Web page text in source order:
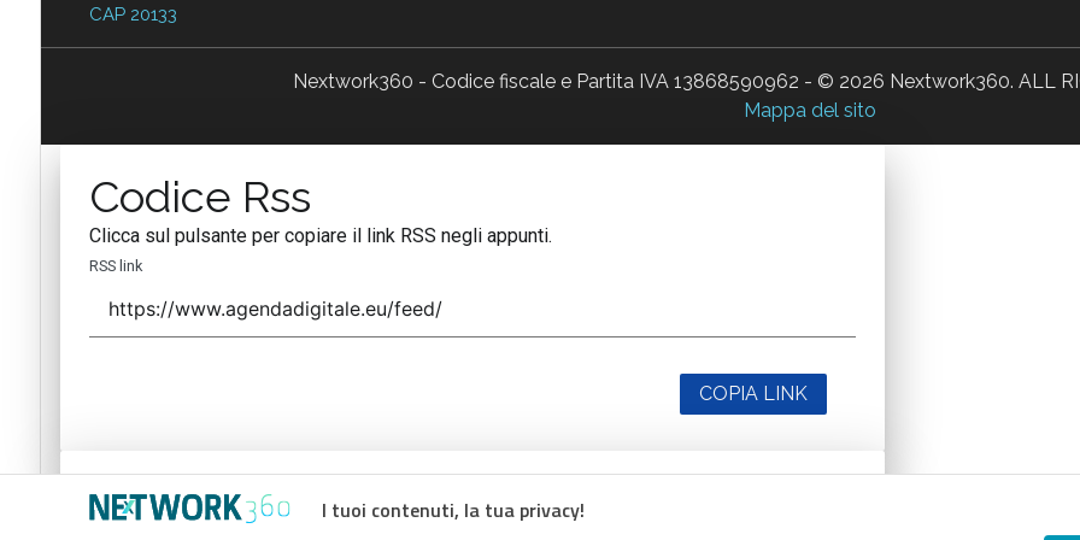
I tuoi contenuti, la tua privacy!
CAP 20133
Nextwork360 - Codice fiscale e Partita IVA 13868590962 - © 2026 Nextwork360. ALL
Mappa del sito
Codice Rss
Clicca sul pulsante per copiare il link RSS negli appunti.
RSS link
COPIA LINK
Codice Rss